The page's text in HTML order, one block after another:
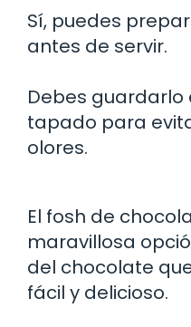
Sí, puedes
antes de servir.
Debes guardarlo
tapado para
olores.
El fosh de
maravillosa
del chocolate
fácil y delicioso.